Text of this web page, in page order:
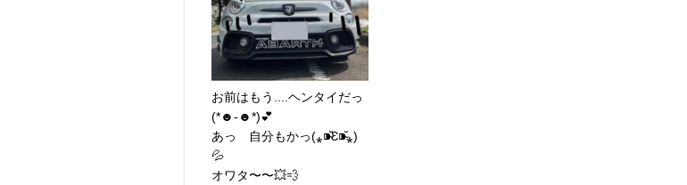
お前はもう....ヘンタイだっ
(*☻-☻*)💕
あっ 自分もかっ(⁎⁍̴̆Ɛ⁍̴̆⁎)
💦
オワタ〜〜💥💨